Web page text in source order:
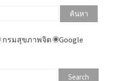
กรมสุขภาพจิต Google